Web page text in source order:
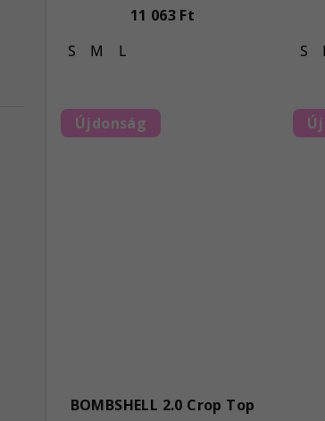
11 063 Ft
S
M L
S
Újdonság
BOMBSHELL 2.0 Crop Top